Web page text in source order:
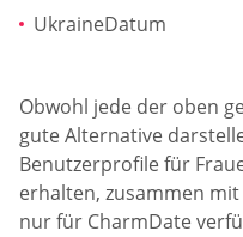
UkraineDatum
Obwohl jede der oben
gute Alternative
Benutzerprofile für
erhalten, zusammen
nur für CharmDate